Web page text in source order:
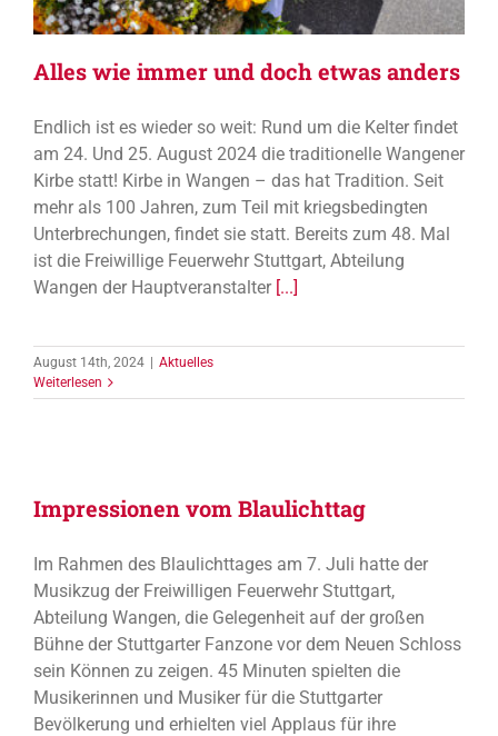
Alles wie immer und doch etwas anders
Endlich ist es wieder so weit: Rund um die Kelter findet
am 24. Und 25. August 2024 die traditionelle Wangener
Kirbe statt! Kirbe in Wangen – das hat Tradition. Seit
mehr als 100 Jahren, zum Teil mit kriegsbedingten
Unterbrechungen, findet sie statt. Bereits zum 48. Mal
ist die Freiwillige Feuerwehr Stuttgart, Abteilung
Wangen der Hauptveranstalter [...]
August 14th, 2024 | Aktuelles
Weiterlesen
Impressionen vom Blaulichttag
Im Rahmen des Blaulichttages am 7. Juli hatte der
Musikzug der Freiwilligen Feuerwehr Stuttgart,
Abteilung Wangen, die Gelegenheit auf der großen
Bühne der Stuttgarter Fanzone vor dem Neuen Schloss
sein Können zu zeigen. 45 Minuten spielten die
Musikerinnen und Musiker für die Stuttgarter
Bevölkerung und erhielten viel Applaus für ihre